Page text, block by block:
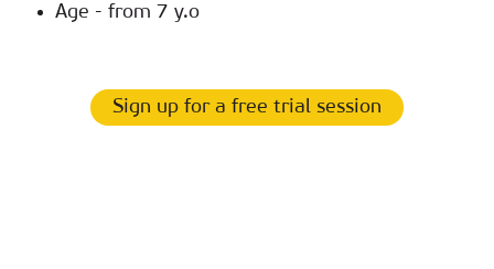
Age - from 7 y.o
Sign up for a free trial session